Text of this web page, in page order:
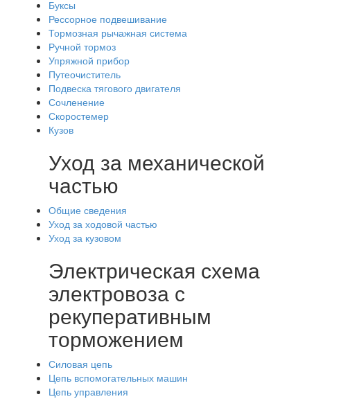
Буксы
Рессорное подвешивание
Тормозная рычажная система
Ручной тормоз
Упряжной прибор
Путеочиститель
Подвеска тягового двигателя
Сочленение
Скоростемер
Кузов
Уход за механической
частью
Общие сведения
Уход за ходовой частью
Уход за кузовом
Электрическая схема
электровоза с
рекуперативным
торможением
Силовая цепь
Цепь вспомогательных машин
Цепь управления